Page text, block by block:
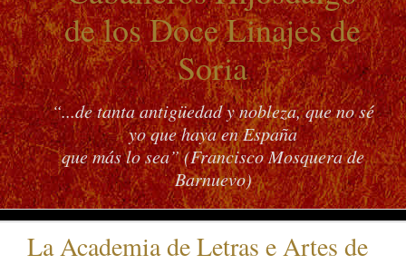
de los Doce Linajes de
Soria
“...de tanta antigüedad y nobleza, que no sé
yo que haya en España
que más lo sea” (Francisco Mosquera de
Barnuevo)
La Academia de Letras e Artes de